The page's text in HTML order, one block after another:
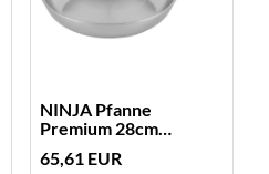
NINJA Pfanne
Premium 28cm
65,61 EUR